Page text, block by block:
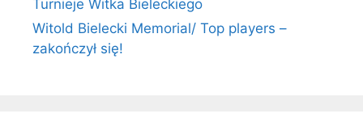
Turnieje Witka Bieleckiego
Witold Bielecki Memorial/ Top players –
zakończył się!